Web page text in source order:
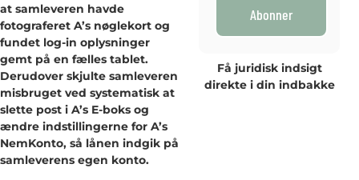
Abonner
Få juridisk indsigt
direkte i din indbakke
at samleveren havde
fotograferet A’s nøglekort og
fundet log-in oplysninger
gemt på en fælles tablet.
Derudover skjulte samleveren
misbruget ved systematisk at
slette post i A’s E-boks og
ændre indstillingerne for A’s
NemKonto, så lånen indgik på
samleverens egen konto.